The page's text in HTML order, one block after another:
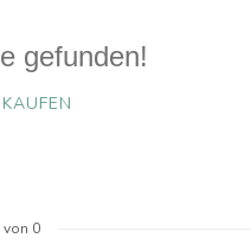
gefunden!
von 0